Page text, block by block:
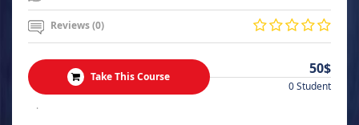
Reviews (0)
Take This Course 50$
0 Student
.